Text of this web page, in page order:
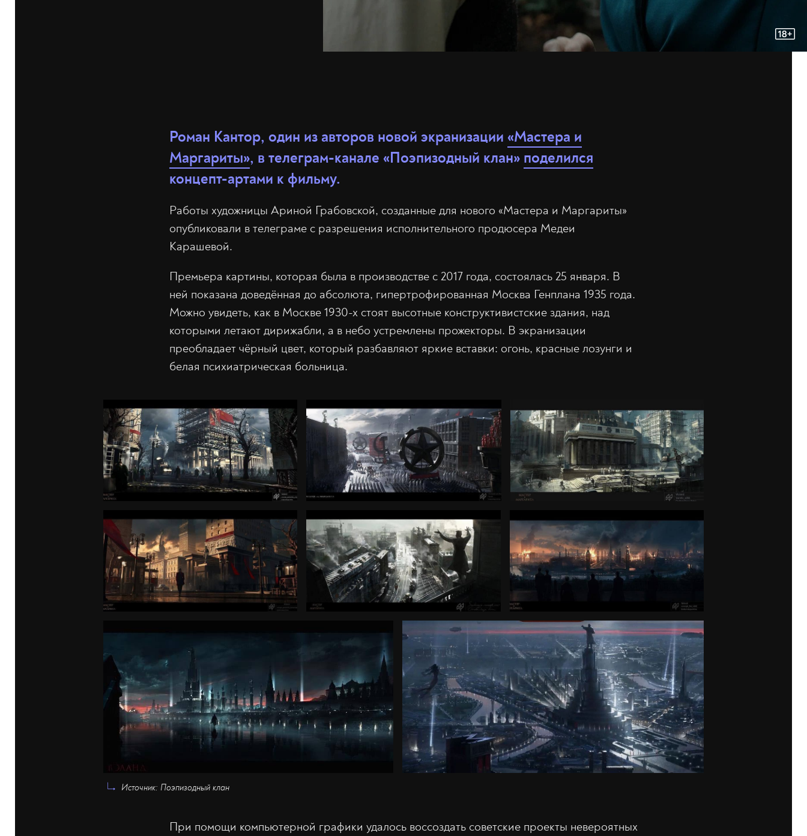
Роман Кантор, один из авторов новой экранизации «Мастера и
Маргариты», в телеграм-канале «Поэпизодный клан» поделился
концепт-артами к фильму.
Работы художницы Ариной Грабовской, созданные для нового «Мастера и Маргариты»
опубликовали в телеграме с разрешения исполнительного продюсера Медеи
Карашевой.
Премьера картины, которая была в производстве с 2017 года, состоялась 25 января. В
ней показана доведённая до абсолюта, гипертрофированная Москва Генплана 1935 года.
Можно увидеть, как в Москве 1930-х стоят высотные конструктивистские здания, над
которыми летают дирижабли, а в небо устремлены прожекторы. В экранизации
преобладает чёрный цвет, который разбавляют яркие вставки: огонь, красные лозунги и
белая психиатрическая больница.
Источник: Поэпизодный клан
При помощи компьютерной графики удалось воссоздать советские проекты невероятных